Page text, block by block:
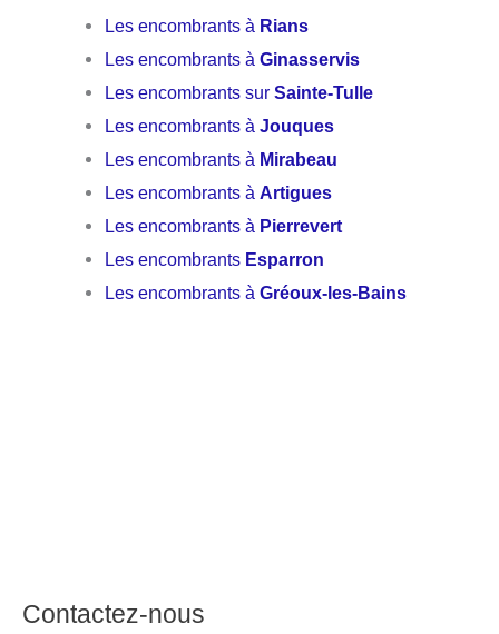
Les encombrants à Rians
Les encombrants àGinasservis
Les encombrants surSainte-Tulle
Les encombrants àJouques
Les encombrants à Mirabeau
Les encombrants àArtigues
Les encombrants à Pierrevert
Les encombrants Esparron
Les encombrants àGréoux-les-Bains
Contactez-nous